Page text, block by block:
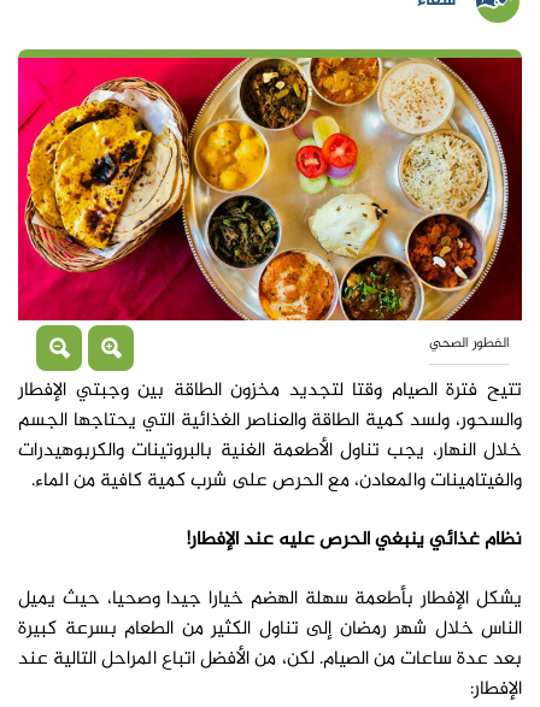
الفطور الصحي
تتيح فترة الصيام وقتا لتجديد مخزون الطاقة بين وجبتي الإفطار
والسحور، ولسد كمية الطاقة والعناصر الغذائية التي يحتاجها الجسم
خلال النهار، يجب تناول الأطعمة الغنية بالبروتينات والكربوهيدرات
والفيتامينات والمعادن، مع الحرص على شرب كمية كافية من الماء.
نظام غذائي ينبغي الحرص عليه عند الإفطار!
يشكل الإفطار بأطعمة سهلة الهضم خيارا جيدا وصحيا، حيث يميل
الناس خلال شهر رمضان إلى تناول الكثير من الطعام بسرعة كبيرة
بعد عدة ساعات من الصيام. لكن، من الأفضل اتباع المراحل التالية عند
الإفطار: